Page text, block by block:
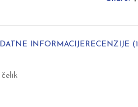
INFORMACIJERECENZIJE